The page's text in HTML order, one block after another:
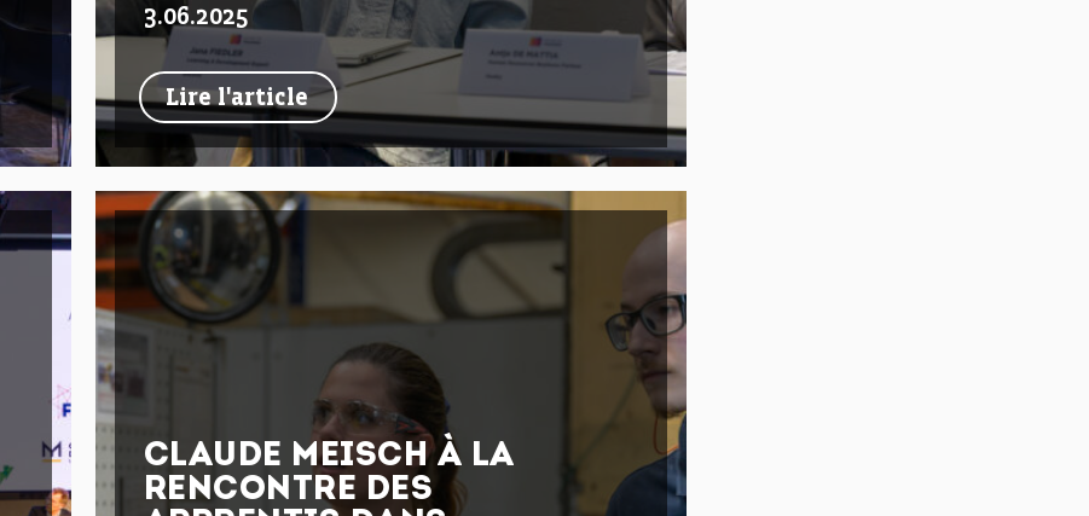
Lire l'article
3.06.2025
CLAUDE MEISCH À LA
RENCONTRE DES